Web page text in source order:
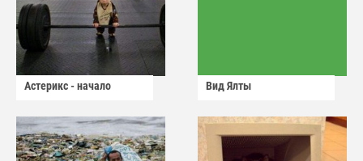
Астерикс - начало Вид Ялты